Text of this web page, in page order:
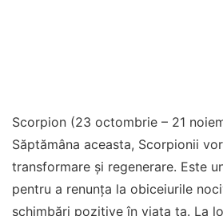
Scorpion (23 octombrie – 21
Săptămâna aceasta, Scorpionii
transformare și regenerare. Este
pentru a renunța la obiceiurile
schimbări pozitive în viața ta. La